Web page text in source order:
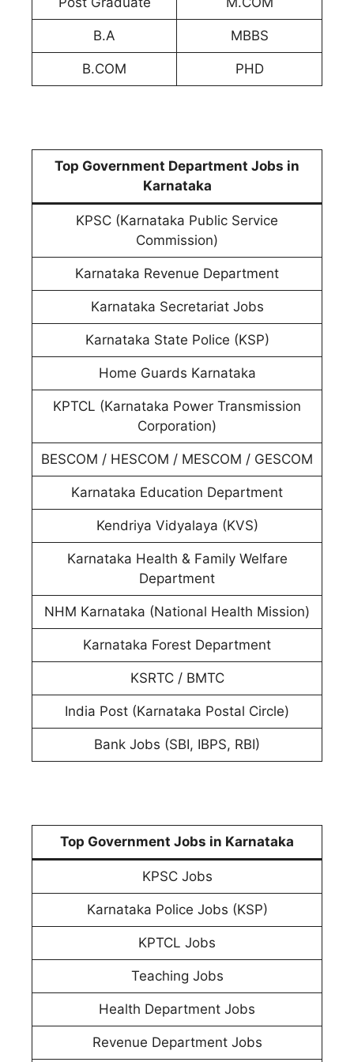
B.A MBBS
B.COM PHD
Top Government Department Jobs in
Karnataka
KPSC (Karnataka Public Service
Commission)
Karnataka Revenue Department
Karnataka Secretariat Jobs
Karnataka State Police (KSP)
Home Guards Karnataka
KPTCL (Karnataka Power Transmission
Corporation)
BESCOM / HESCOM / MESCOM / GESCOM
Karnataka Education Department
Kendriya Vidyalaya (KVS)
Karnataka Health & Family Welfare
Department
NHM Karnataka (National Health Mission)
Karnataka Forest Department
KSRTC / BMTC
India Post (Karnataka Postal Circle)
Bank Jobs (SBI, IBPS, RBI)
Top Government Jobs in Karnataka
KPSC Jobs
Karnataka Police Jobs (KSP)
KPTCL Jobs
Teaching Jobs
Health Department Jobs
Revenue Department Jobs